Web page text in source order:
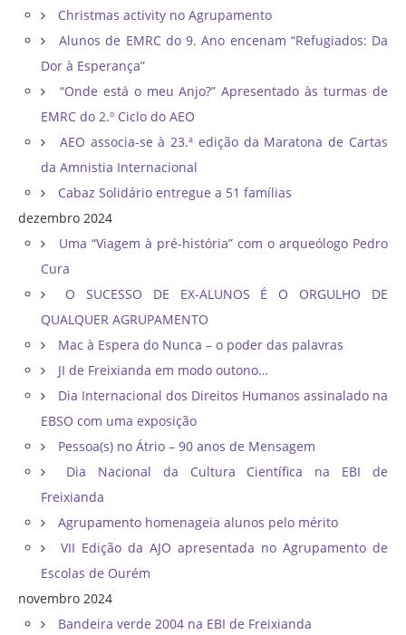
Christmas activity no Agrupamento
Alunos de EMRC do 9. Ano encenam “Refugiados: Da
Dor à Esperança”
“Onde está o meu Anjo?” Apresentado às turmas de
EMRC do 2.º Ciclo do AEO
AEO associa-se à 23.ª edição da Maratona de Cartas
da Amnistia Internacional
Cabaz Solidário entregue a 51 famílias
dezembro 2024
Uma “Viagem à pré-história” com o arqueólogo Pedro
Cura
O SUCESSO DE EX-ALUNOS É O ORGULHO DE
QUALQUER AGRUPAMENTO
Mac à Espera do Nunca – o poder das palavras
JI de Freixianda em modo outono…
Dia Internacional dos Direitos Humanos assinalado na
EBSO com uma exposição
Pessoa(s) no Átrio – 90 anos de Mensagem
Dia Nacional da Cultura Científica na EBI de
Freixianda
Agrupamento homenageia alunos pelo mérito
VII Edição da AJO apresentada no Agrupamento de
Escolas de Ourém
novembro 2024
Bandeira verde 2004 na EBI de Freixianda